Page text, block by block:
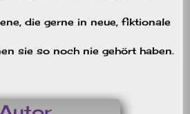
die gerne in neue, fiktionale
sie so noch nie gehört haben.